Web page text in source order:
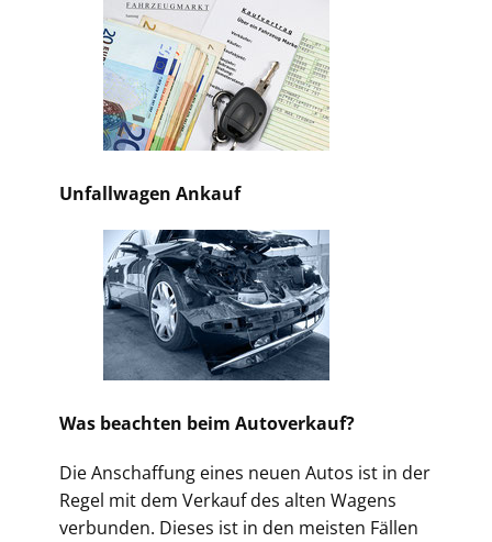
Unfallwagen Ankauf
Was beachten beim Autoverkauf?
Die Anschaffung eines neuen Autos ist in der
Regel mit dem Verkauf des alten Wagens
verbunden. Dieses ist in den meisten Fällen